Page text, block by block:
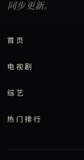
同步更新。
首页
电视剧
综艺
热门排行